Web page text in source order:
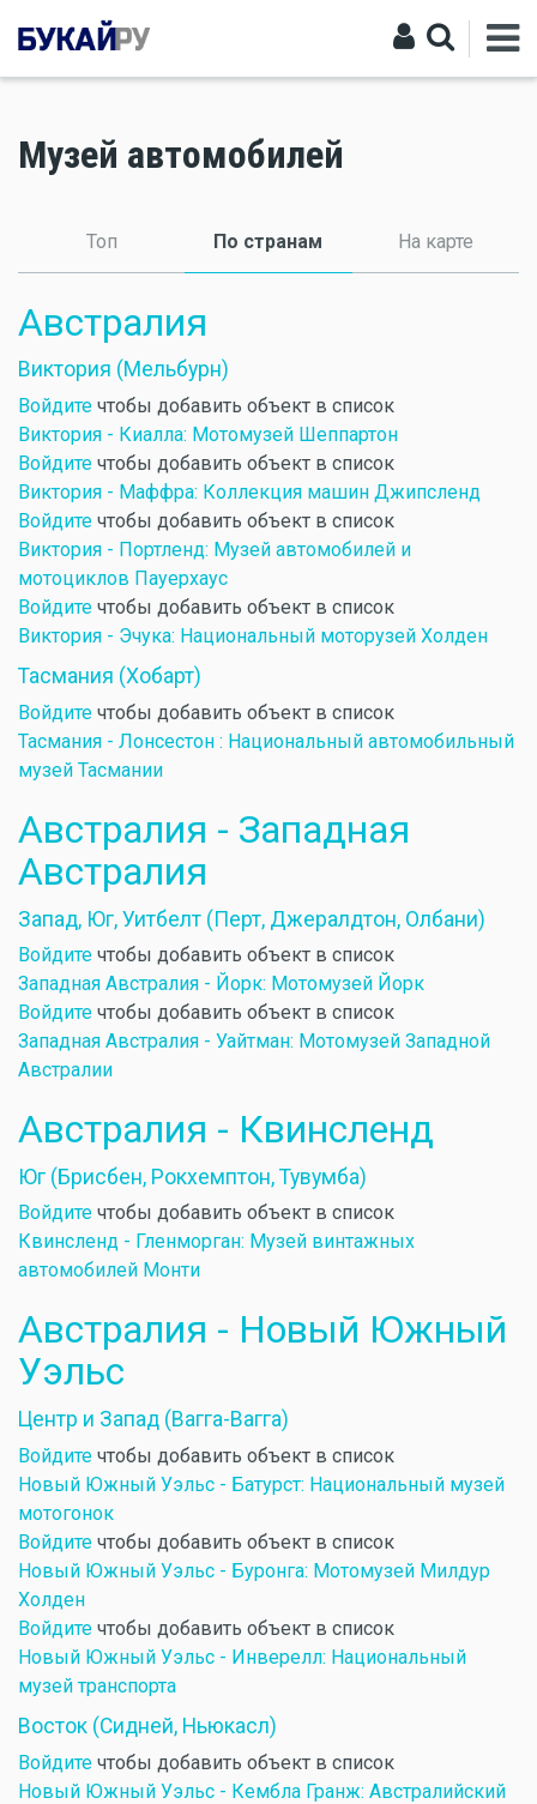
Музей автомобилей
Топ По странам (активная вкладка)
На карте
Австралия
Виктория (Мельбурн)
Войдите чтобы добавить объект в список
Виктория - Киалла: Мотомузей Шеппартон
Войдите чтобы добавить объект в список
Виктория - Маффра: Коллекция машин Джипсленд
Войдите чтобы добавить объект в список
Виктория - Портленд: Музей автомобилей и
мотоциклов Пауерхаус
Войдите чтобы добавить объект в список
Виктория - Эчука: Национальный моторузей Холден
Тасмания (Хобарт)
Войдите чтобы добавить объект в список
Тасмания - Лонсестон : Национальный автомобильный
музей Тасмании
Австралия - Западная
Австралия
Запад, Юг, Уитбелт (Перт, Джералдтон, Олбани)
Войдите чтобы добавить объект в список
Западная Австралия - Йорк: Мотомузей Йорк
Войдите чтобы добавить объект в список
Западная Австралия - Уайтман: Мотомузей Западной
Австралии
Австралия - Квинсленд
Юг (Брисбен, Рокхемптон, Тувумба)
Войдите чтобы добавить объект в список
Квинсленд - Гленморган: Музей винтажных
автомобилей Монти
Австралия - Новый Южный
Уэльс
Центр и Запад (Вагга-Вагга)
Войдите чтобы добавить объект в список
Новый Южный Уэльс - Батурст: Национальный музей
мотогонок
Войдите чтобы добавить объект в список
Новый Южный Уэльс - Буронга: Мотомузей Милдур
Холден
Войдите чтобы добавить объект в список
Новый Южный Уэльс - Инверелл: Национальный
музей транспорта
Восток (Сидней, Ньюкасл)
Войдите чтобы добавить объект в список
Новый Южный Уэльс - Кембла Гранж: Австралийский